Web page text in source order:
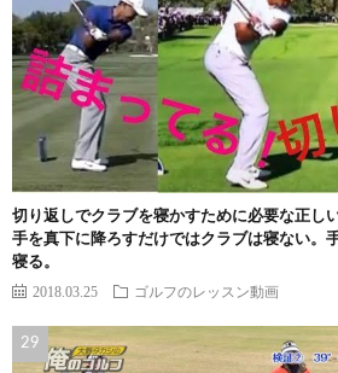
切り返しでクラブを寝かすために必要な正し
手を真下に降ろすだけではクラブは寝ない。
寝る。
2018.03.25 ゴルフのレッスン動画